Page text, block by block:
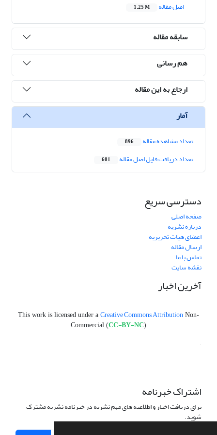
اصل مقاله 1.25 M
سابقه مقاله
هم رسانی
ارجاع به این مقاله
آمار
تعداد مشاهده مقاله 896
تعداد دریافت فایل اصل مقاله 601
دسترسی سریع
صفحه اصلی
درباره نشریه
اعضای هیات تحریریه
ارسال مقاله
تماس با ما
نقشه سایت
آخرین اخبار
This work is licensed under a Creative Commons Attribution Non-
Commercial (CC-BY-NC)
.
اشتراک خبرنامه
برای دریافت اخبار و اطلاعیه های مهم نشریه در خبرنامه نشریه مشترک
شوید.